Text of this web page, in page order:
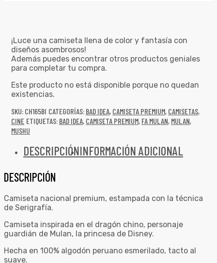
¡Luce una camiseta llena de color y fantasía con
diseños asombrosos!
Además puedes encontrar otros productos geniales
para completar tu compra.
Este producto no está disponible porque no quedan
existencias.
SKU: CH165BI CATEGORÍAS: BAD IDEA, CAMISETA PREMIUM, CAMISETAS,
CINE ETIQUETAS: BAD IDEA, CAMISETA PREMIUM, FA MULAN, MULAN,
MUSHU
DESCRIPCIÓNINFORMACIÓN ADICIONAL
DESCRIPCIÓN
Camiseta nacional premium, estampada con la técnica
de Serigrafía.
Camiseta inspirada en el dragón chino, personaje
guardián de Mulan, la princesa de Disney.
Hecha en 100% algodón peruano esmerilado, tacto al
suave.